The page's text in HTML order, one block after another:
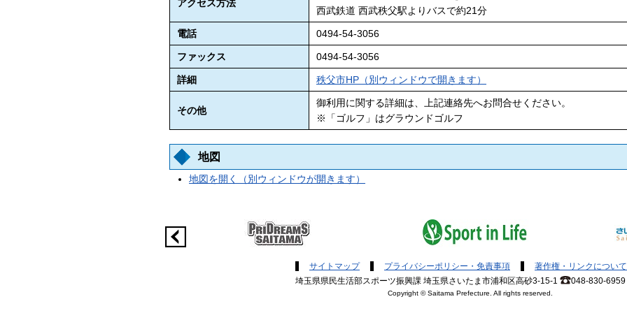
アクセス方法
西武鉄道 西武秩父駅よりバスで約21分
電話 0494-54-3056
ファックス 0494-54-3056
詳細 秩父市HP（別ウィンドウで開きます）
その他
御利用に関する詳細は、上記連絡先へお問合せください。
※「ゴルフ」はグラウンドゴルフ
地図
地図を開く（別ウィンドウが開きます）
サイトマップ プライバシーポリシー・免責事項
著作権・リンクについて
埼玉県県民生活部スポーツ振興課 埼玉県さいたま市浦和区高砂3-15-1
048-830-6959
Copyright © Saitama Prefecture. All rights reserved.